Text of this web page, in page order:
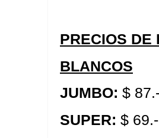
PRECIOS DE
BLANCOS
JUMBO: $
SUPER: $